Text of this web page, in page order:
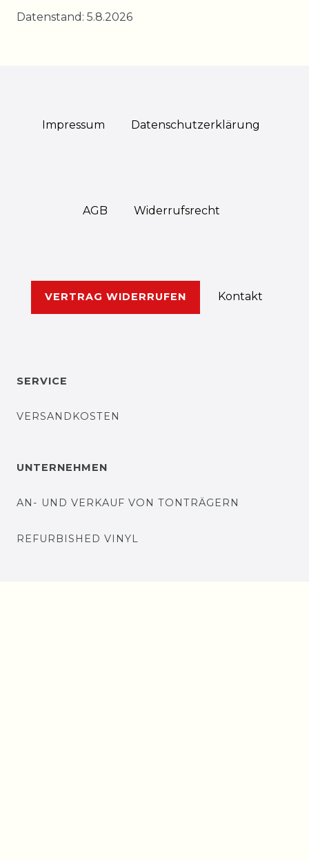
Datenstand: 5.8.2026
Impressum Daten­schutz­erklärung
AGB Widerrufs­recht
VERTRAG WIDERRUFEN Kontakt
SERVICE
VERSANDKOSTEN
UNTERNEHMEN
AN- UND VERKAUF VON TONTRÄGERN
REFURBISHED VINYL